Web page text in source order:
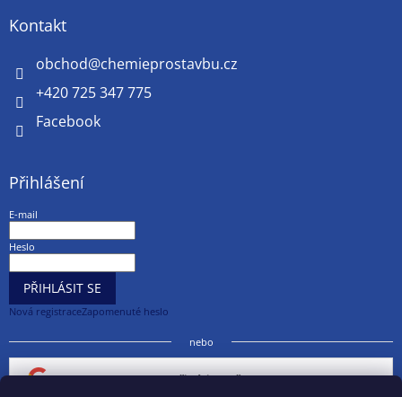
Kontakt
obchod@chemieprostavbu.cz
+420 725 347 775
Facebook
Přihlášení
E-mail
Heslo
PŘIHLÁSIT SE
Nová registraceZapomenuté heslo
nebo
Přihlásit se přes Google